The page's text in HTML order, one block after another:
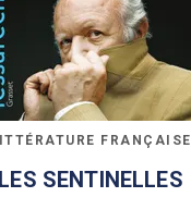
FRANÇAISE
LES SENTINELLES